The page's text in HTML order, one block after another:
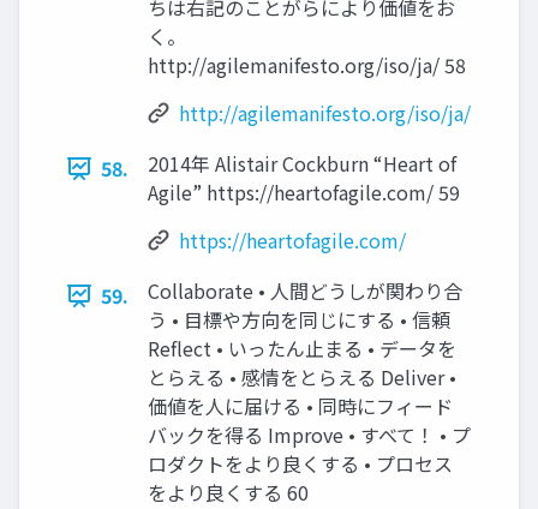
ちは右記のことがらにより価値をお
く。
http://agilemanifesto.org/iso/ja/ 58
http://agilemanifesto.org/iso/ja/
58.
2014年 Alistair Cockburn “Heart of
Agile” https://heartofagile.com/ 59
https://heartofagile.com/
59.
Collaborate • 人間どうしが関わり合
う • 目標や方向を同じにする • 信頼
Reflect • いったん止まる • データを
とらえる • 感情をとらえる Deliver •
価値を人に届ける • 同時にフィード
バックを得る Improve • すべて！ • プ
ロダクトをより良くする • プロセス
をより良くする 60